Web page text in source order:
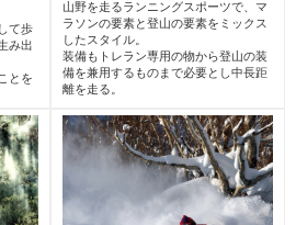
ロングトレイル,ウルトラライトハ
イキング